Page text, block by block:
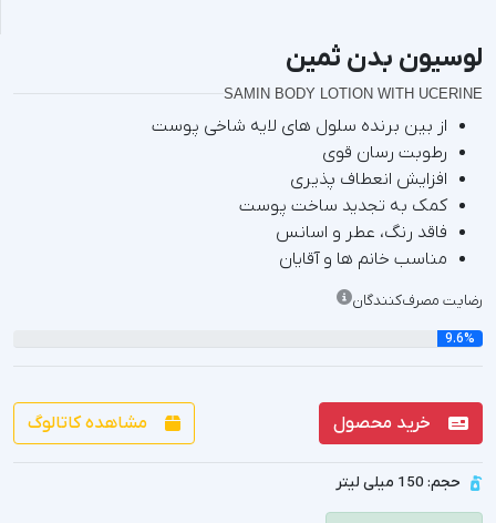
لوسیون بدن ثمین
SAMIN BODY LOTION WITH UCERINE
از بین برنده سلول های لایه شاخی پوست
رطوبت رسان قوی
افزایش انعطاف پذیری
کمک به تجدید ساخت پوست
فاقد رنگ، عطر و اسانس
مناسب خانم ها و آقایان
رضایت مصرف‌کنند‌گان
9.6%
خرید محصول مشاهده کاتالوگ
حجم: 150 میلی لیتر